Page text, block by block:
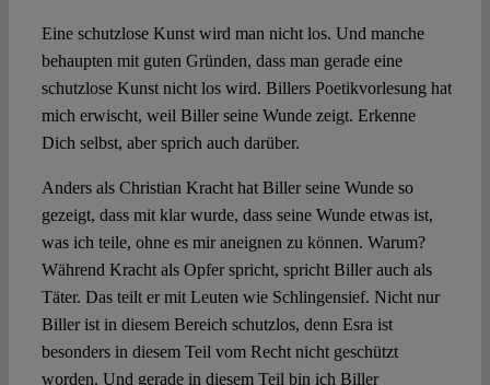
Eine schutzlose Kunst wird man nicht los. Und manche
behaupten mit guten Gründen, dass man gerade eine
schutzlose Kunst nicht los wird. Billers Poetikvorlesung hat
mich erwischt, weil Biller seine Wunde zeigt. Erkenne
Dich selbst, aber sprich auch darüber.
Anders als Christian Kracht hat Biller seine Wunde so
gezeigt, dass mit klar wurde, dass seine Wunde etwas ist,
was ich teile, ohne es mir aneignen zu können. Warum?
Während Kracht als Opfer spricht, spricht Biller auch als
Täter. Das teilt er mit Leuten wie Schlingensief. Nicht nur
Biller ist in diesem Bereich schutzlos, denn Esra ist
besonders in diesem Teil vom Recht nicht geschützt
worden. Und gerade in diesem Teil bin ich Biller